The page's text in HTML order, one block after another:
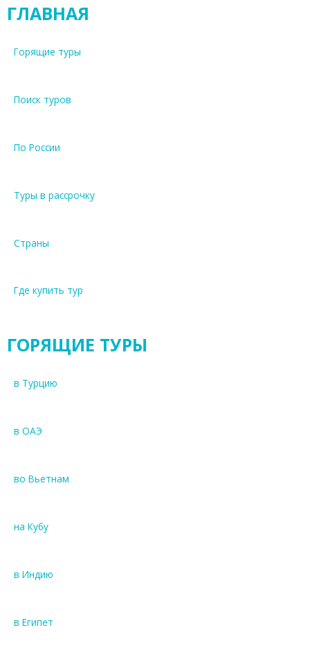
ГЛАВНАЯ
Горящие туры
Поиск туров
По России
Туры в рассрочку
Страны
Где купить тур
ГОРЯЩИЕ ТУРЫ
в Турцию
в ОАЭ
во Вьетнам
на Кубу
в Индию
в Египет